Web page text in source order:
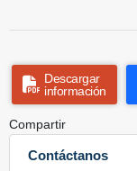
Descargar
información
Compartir
Contáctanos